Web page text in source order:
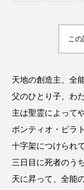
こ
天地の創造主、全
父のひとり子、わ
主は聖霊によって
ポンティオ・ピラ
十字架につけられ
三日目に死者のう
天に昇って、全能